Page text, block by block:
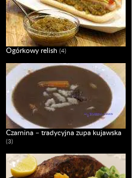
Ogórkowy relish (4)
Czarnina – tradycyjna zupa kujawska
(3)